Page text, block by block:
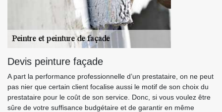
Devis peinture façade
A part la performance professionnelle d’un prestataire, on ne peut
pas nier que certain client focalise aussi le motif de son choix du
prestataire pour le coût de son service. Donc, si vous voulez être
sûre de votre suffisance budgétaire et de garantir en même